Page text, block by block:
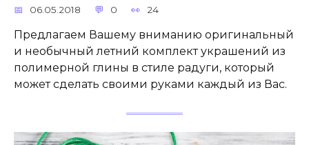
06.05.2018 0 24
Предлагаем Вашему вниманию оригинальный
и необычный летний комплект украшений из
полимерной глины в стиле радуги, который
может сделать своими руками каждый из Вас.